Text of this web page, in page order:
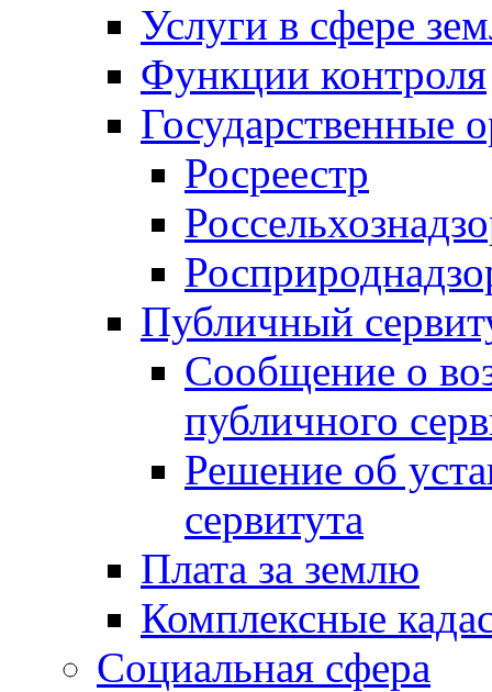
Услуги в сфере
Функции контроля
Государственные
Росреестр
Публичный
Сообщение о
публичного
Решение об
сервитута
Плата за землю
Комплексные
Социальная сфера